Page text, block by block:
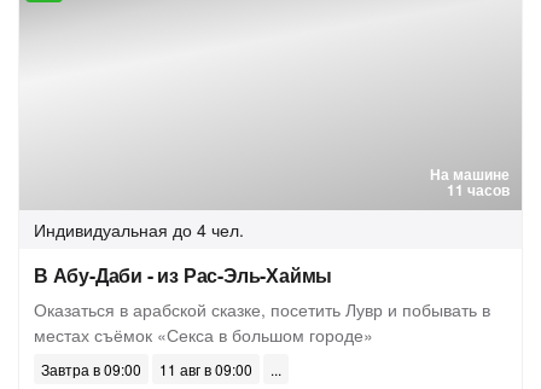
На машине
11 часов
Индивидуальная до 4 чел.
В Абу-Даби - из Рас-Эль-Хаймы
Оказаться в арабской сказке, посетить Лувр и побывать в
местах съёмок «Секса в большом городе»
Завтра в 09:00
11 авг в 09:00